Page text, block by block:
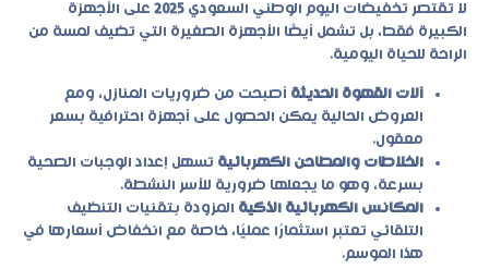
لا تقتصر تخفيضات اليوم الوطني السعودي
على الأجهزة
الكبيرة فقط، بل تشمل أيضًا الأجهزة الصغيرة التي تضيف لمسة من
الراحة للحياة اليومية.
آلات القهوة الحديثة أصبحت من ضروريات المنازل، ومع
العروض الحالية يمكن الحصول على أجهزة احترافية بسعر
معقول.
الخلاطات والمطاحن الكهربائية تسهل إعداد الوجبات الصحية
بسرعة، وهو ما يجعلها ضرورية للأسر النشطة.
المكانس الكهربائية الذكية المزودة بتقنيات التنظيف
التلقائي تعتبر استثمارًا عمليًا، خاصة مع انخفاض أسعارها في
هذا الموسم.